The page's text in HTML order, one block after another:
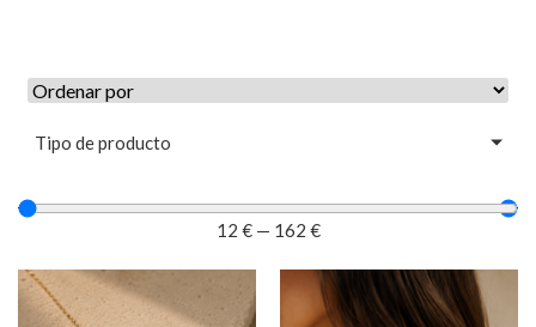
Tipo de producto
12 €— 162 €